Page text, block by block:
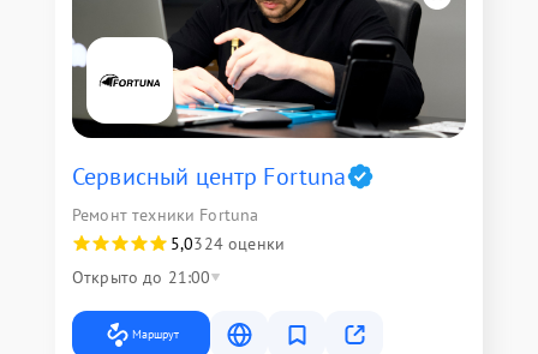
Сервисный центр Fortuna
Ремонт техники Fortuna
5,0324 оценки
Открыто до 21:00
Маршрут